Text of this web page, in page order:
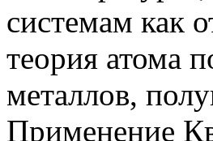
системам как
теория атома
металлов,
Применение